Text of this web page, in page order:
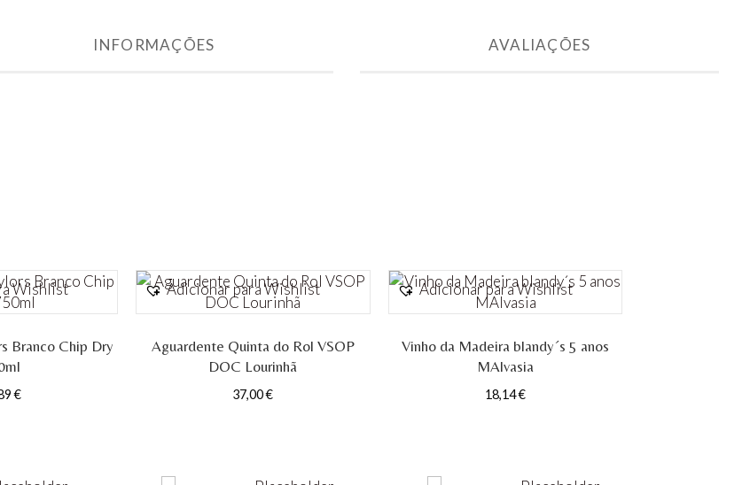
20
INFORMAÇÕES AVALIAÇÕES
Wishlist
Branco Chip Dry
€
Adicionar para Wishlist
Aguardente Quinta do Rol VSOP
DOC Lourinhã
37,00€
Adicionar para Wishlist
Vinho da Madeira blandy´s 5 anos
MAlvasia
18,14€